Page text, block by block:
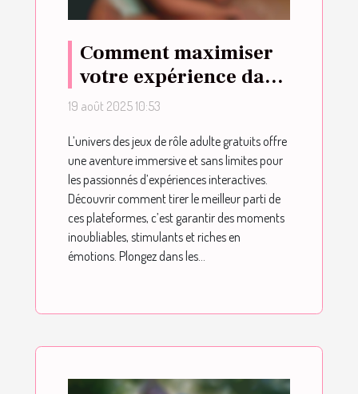
Comment maximiser
votre expérience dans
un jeu de rôle adulte
19 août 2025 10:53
L’univers des jeux de rôle adulte gratuits offre
une aventure immersive et sans limites pour
les passionnés d’expériences interactives.
Découvrir comment tirer le meilleur parti de
ces plateformes, c’est garantir des moments
inoubliables, stimulants et riches en
émotions. Plongez dans les...